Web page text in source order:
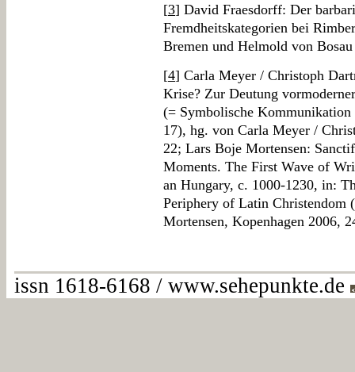
[3] David Fraesdorff: Der
Fremdheitskategorien bei
Bremen und Helmold von
[4] Carla Meyer / Christoph
Krise? Zur Deutung
(= Symbolische Kommunikation
17), hg. von Carla Meyer /
22; Lars Boje Mortensen:
Moments. The First Wave of
an Hungary, c. 1000-1230, in:
Periphery of Latin Christendom
Mortensen, Kopenhagen 2006,
issn 1618-6168 / www.sehepunkte.de